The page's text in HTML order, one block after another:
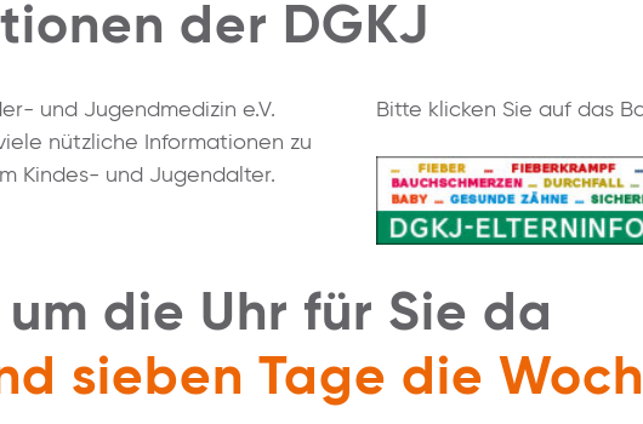
der DGKJ
und Jugendmedizin e.V.
nützliche Informationen zu
Kindes- und Jugendalter.
Bitte klicken Sie auf das
die Uhr für Sie da
sieben Tage die